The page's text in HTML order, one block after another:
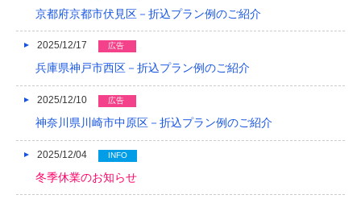
2019/04
2019/02
2019/01
2018/12
2018/11
京都府京都市伏見区－折込プラン例のご紹介
2025/12/17 広告
兵庫県神戸市西区－折込プラン例のご紹介
2025/12/10 広告
神奈川県川崎市中原区－折込プラン例のご紹介
2025/12/04 INFO
冬季休業のお知らせ